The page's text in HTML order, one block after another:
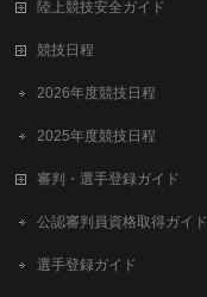
陸上競技安全ガイド
競技日程
2026年度競技日程
2025年度競技日程
審判・選手登録ガイド
公認審判員資格取得ガイド
選手登録ガイド